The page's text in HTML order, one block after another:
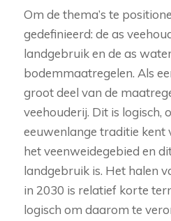
Om de thema’s te
gedefinieerd: de as
landgebruiken de as
bodemmaatregelen. Als
groot deel van de
veehouderij. Dit is logisch,
eeuwenlange traditie kent
het veenweidegebied en
landgebruik is. Het halen
in 2030 is relatief korte
logisch om daarom te